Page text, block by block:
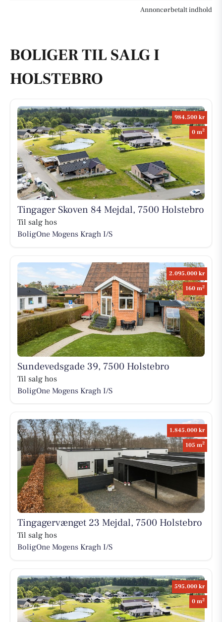
Annoncørbetalt indhold
BOLIGER TIL SALG I
HOLSTEBRO
984.500 kr
0 m2
Tingager Skoven 84 Mejdal, 7500 Holstebro
Til salg hos
BoligOne Mogens Kragh I/S
2.095.000 kr
160 m2
Sundevedsgade 39, 7500 Holstebro
Til salg hos
BoligOne Mogens Kragh I/S
1.845.000 kr
105 m2
Tingagervænget 23 Mejdal, 7500 Holstebro
Til salg hos
BoligOne Mogens Kragh I/S
595.000 kr
0 m2